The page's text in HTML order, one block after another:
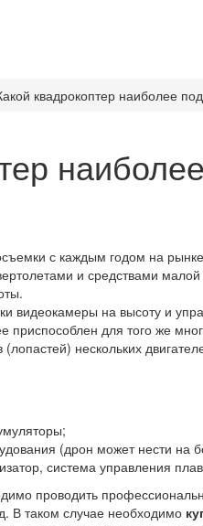
квадрокоптер наиболее
с каждым годом на
и средствами
видеокамеры на высоту и
приспособлен для того же
нескольких
(дрон может нести на
система управления
проводить
В таком случае необходимо